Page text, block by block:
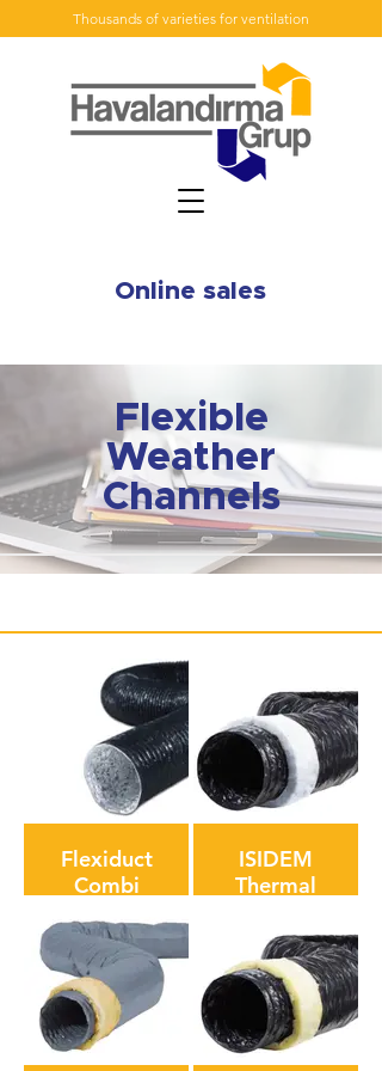
Thousands of varieties for ventilation
Online sales
Flexible
Weather
Channels
Flexiduct
Combi
из
алюминия,
полиэстера
и ПВХ
ISIDEM
Thermal
Белый
полиэстер